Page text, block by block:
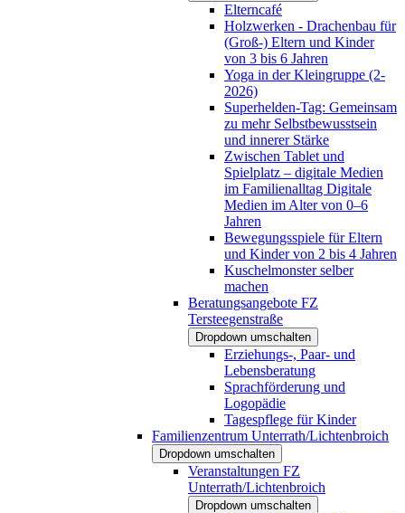
Elterncafé
Holzwerken - Drachenbau für
(Groß-) Eltern und Kinder
von 3 bis 6 Jahren
Yoga in der Kleingruppe (2-
2026)
Superhelden-Tag: Gemeinsam
zu mehr Selbstbewusstsein
und innerer Stärke
Zwischen Tablet und
Spielplatz – digitale Medien
im Familienalltag Digitale
Medien im Alter von 0–6
Jahren
Bewegungsspiele für Eltern
und Kinder von 2 bis 4 Jahren
Kuschelmonster selber
machen
Beratungsangebote FZ
Tersteegenstraße
Dropdown umschalten
Erziehungs-, Paar- und
Lebensberatung
Sprachförderung und
Logopädie
Tagespflege für Kinder
Familienzentrum Unterrath/Lichtenbroich
Dropdown umschalten
Veranstaltungen FZ
Unterrath/Lichtenbroich
Dropdown umschalten